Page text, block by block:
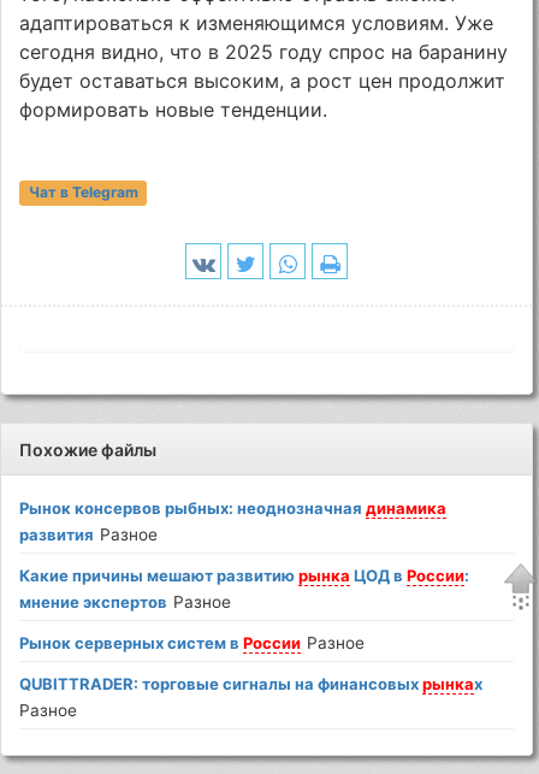
адаптироваться к изменяющимся условиям. Уже
сегодня видно, что в 2025 году спрос на баранину
будет оставаться высоким, а рост цен продолжит
формировать новые тенденции.
Чат в Telegram
Похожие файлы
Рынок консервов рыбных: неоднозначнаядинамика
развития Разное
Какие причины мешают развитиюрынка ЦОД вРоссии:
мнение экспертов Разное
Рынок серверных систем вРоссии Разное
QUBITTRADER: торговые сигналы на финансовыхрынках
Разное